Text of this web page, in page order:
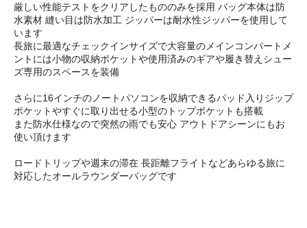
厳しい性能テストをクリアしたもののみを採用 バッグ本体は防
水素材 縫い目は防水加工 ジッパーは耐水性ジッパーを使用して
います
長旅に最適なチェックインサイズで大容量のメインコンパートメ
ントには小物の収納ポケットや使用済みのギアや履き替えシュー
ズ専用のスペースを装備
さらに16インチのノートパソコンを収納できるパッド入りジップ
ポケットやすぐに取り出せる小型のトップポケットも搭載
また防水仕様なので突然の雨でも安心 アウトドアシーンにもお
使い頂けます
ロードトリップや週末の滞在 長距離フライトなどあらゆる旅に
対応したオールラウンダーバッグです